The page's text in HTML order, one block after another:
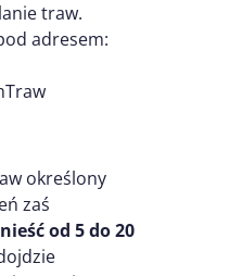
traw.
adresem:
określony
zaś
od 5 do 20